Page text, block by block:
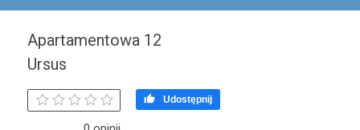
Apartamentowa 12
Ursus
 Udostępnij